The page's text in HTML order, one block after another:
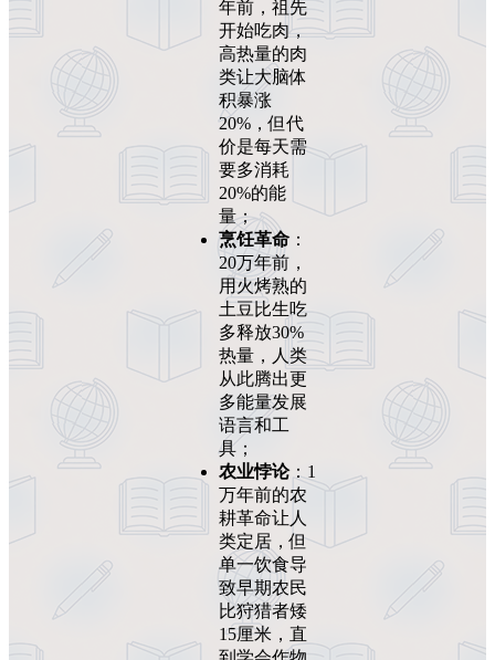
年前，祖先
开始吃肉，
高热量的肉
类让大脑体
积暴涨
20%，但代
价是每天需
要多消耗
20%的能
量；
烹饪革命 ：
20万年前，
用火烤熟的
土豆比生吃
多释放30%
热量，人类
从此腾出更
多能量发展
语言和工
具；
农业悖论：1
万年前的农
耕革命让人
类定居，但
单一饮食导
致早期农民
比狩猎者矮
15厘米，直